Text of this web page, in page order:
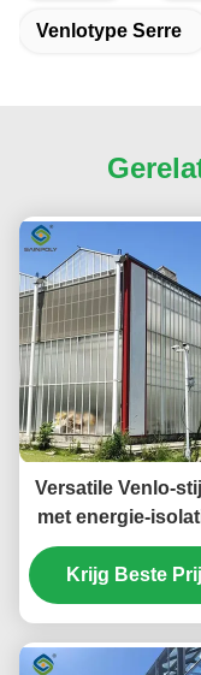
Venlotype Serre
Versatile Venlo-
met energie-
klimaatregeling
hele jaar door te
Krijg Beste